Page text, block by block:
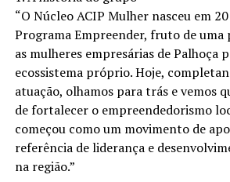
“O Núcleo ACIP Mulher nasceu em
Programa Empreender, fruto de uma
as mulheres empresárias de Palhoça
ecossistema próprio. Hoje,
atuação, olhamos para trás e vemos
de fortalecer o empreendedorismo
começou como um movimento de
referência de liderança e
na região.”